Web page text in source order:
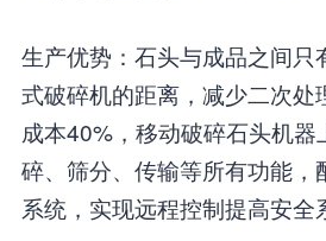
生产优势：石头与成品之间只
式破碎机的距离，减少二次处
成本40%，移动破碎石头机器
碎、筛分、传输等所有功能，
系统，实现远程控制提高安全